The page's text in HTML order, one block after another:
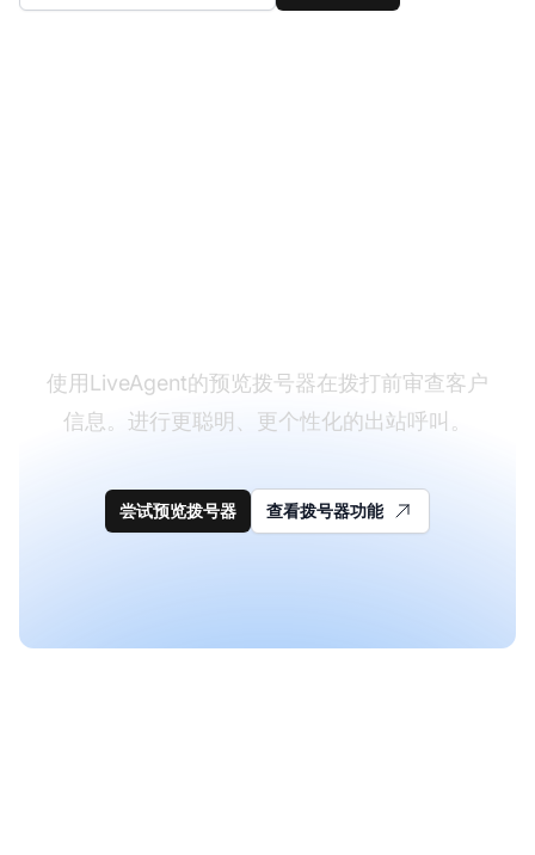
使用LiveAgent的预览拨号器在拨打前审查客户
信息。进行更聪明、更个性化的出站呼叫。
尝试预览拨号器 查看拨号器功能